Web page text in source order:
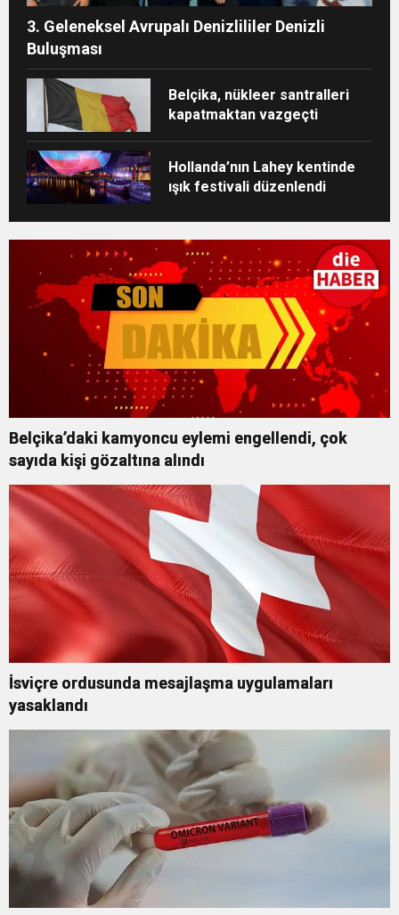
3. Geleneksel Avrupalı Denizlililer Denizli
Buluşması
Belçika, nükleer santralleri
kapatmaktan vazgeçti
Hollanda’nın Lahey kentinde
ışık festivali düzenlendi
Belçika’daki kamyoncu eylemi engellendi, çok
sayıda kişi gözaltına alındı
İsviçre ordusunda mesajlaşma uygulamaları
yasaklandı